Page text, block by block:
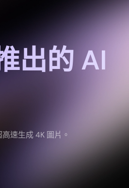
出的 AI
速生成 4K 圖片。